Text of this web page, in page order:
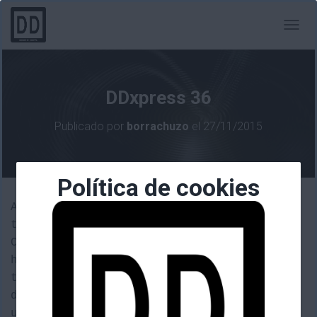
A
DDxpress 36
Publicado por borrachuzo el 27/11/2015
Ayer, bueno realmente el miércoles en la
tarde empezaron las rebajas de Steam.
Como novedad a cada juego en oferta se le
ha asignado un descuento y es el que
tendrá hasta su finalización el 1 de
diciembre. Así que nada de ofertas flash
u oscilaciones entre el 30 y el 75 por
Política de cookies